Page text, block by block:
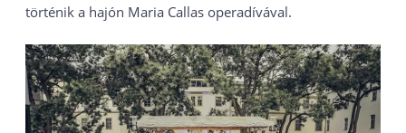
történik a hajón Maria Callas operadívával.